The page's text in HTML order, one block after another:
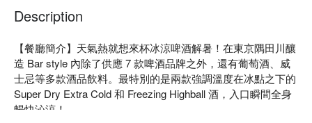
Description
【餐廳簡介】天氣熱就想來杯冰涼啤酒解暑！在東京隅田川釀
造 Bar style 內除了供應 7 款啤酒品牌之外，還有葡萄酒、威
士忌等多款酒品飲料。最特別的是兩款強調溫度在冰點之下的
Super Dry Extra Cold 和 Freezing Highball 酒，入口瞬間全身
暢快沁涼！